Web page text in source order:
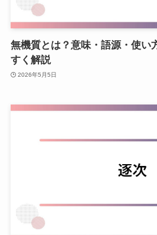
無機質とは？意味・語源・使い
すく解説
2026年5月5日